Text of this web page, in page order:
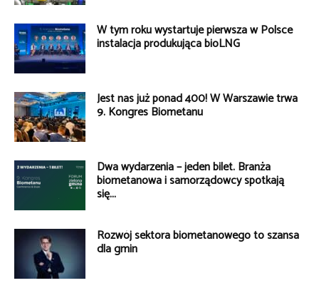
W tym roku wystartuje pierwsza w Polsce
instalacja produkująca bioLNG
Jest nas już ponad 400! W Warszawie trwa
9. Kongres Biometanu
Dwa wydarzenia – jeden bilet. Branża
biometanowa i samorządowcy spotkają
się...
Rozwój sektora biometanowego to szansa
dla gmin